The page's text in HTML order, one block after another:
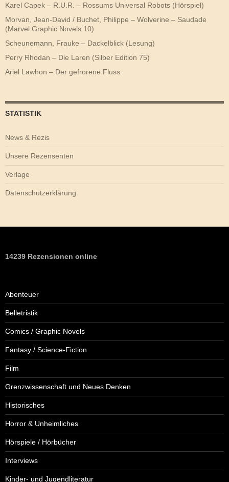
Karel Capek – R.U.R. – Rossums Universal Robots (Hörspiel)
Morvan, Jean-David / Buchet, Philippe – Wolverine – Saudade
(Marvel Graphic Novels 10)
Scheunemann, Frauke – Dackelblick (Lesung)
Perry Rhodan – Die Laren (Silber Edition 75)
Ariel Lawhon – Der gefrorene Fluss
STATISTIK
News & Rezis
Unsere Rezensenten
Verlage
Datenschutzerklärung
14239 Rezensionen online
Abenteuer
Belletristik
Comics / Graphic Novels
Fantasy / Science-Fiction
Film
Grenzwissenschaft und Neues Denken
Historisches
Horror & Unheimliches
Hörspiele / Hörbücher
Interviews
Kinder- und Jugendliteratur